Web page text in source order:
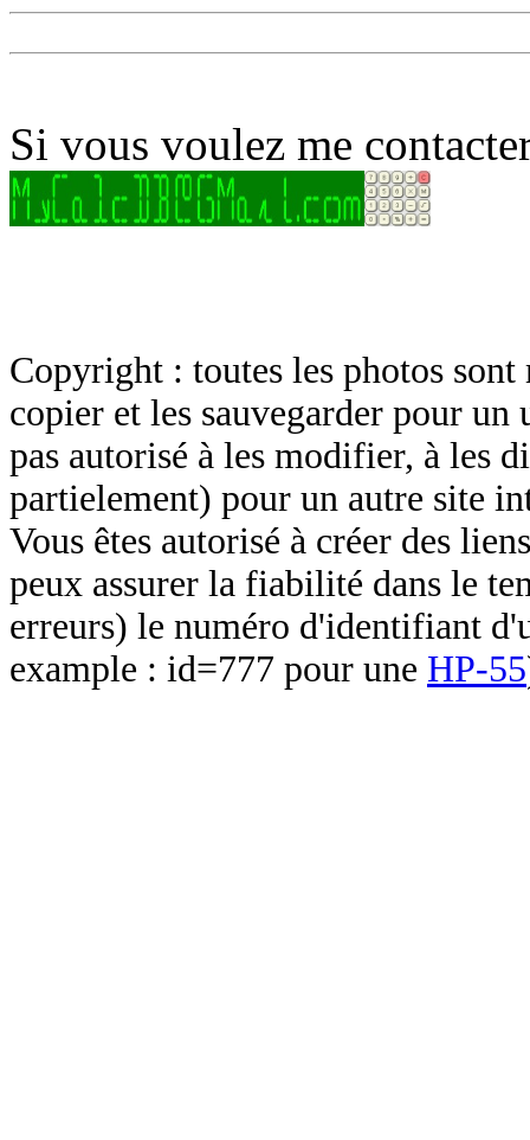
Si vous voulez me
Copyright : toutes les photos sont
copier et les sauvegarder pour un
pas autorisé à les modifier, à les
partielement) pour un autre site
Vous êtes autorisé à créer des
peux assurer la fiabilité dans le
erreurs) le numéro d'identifiant
example : id=777 pour une HP-55